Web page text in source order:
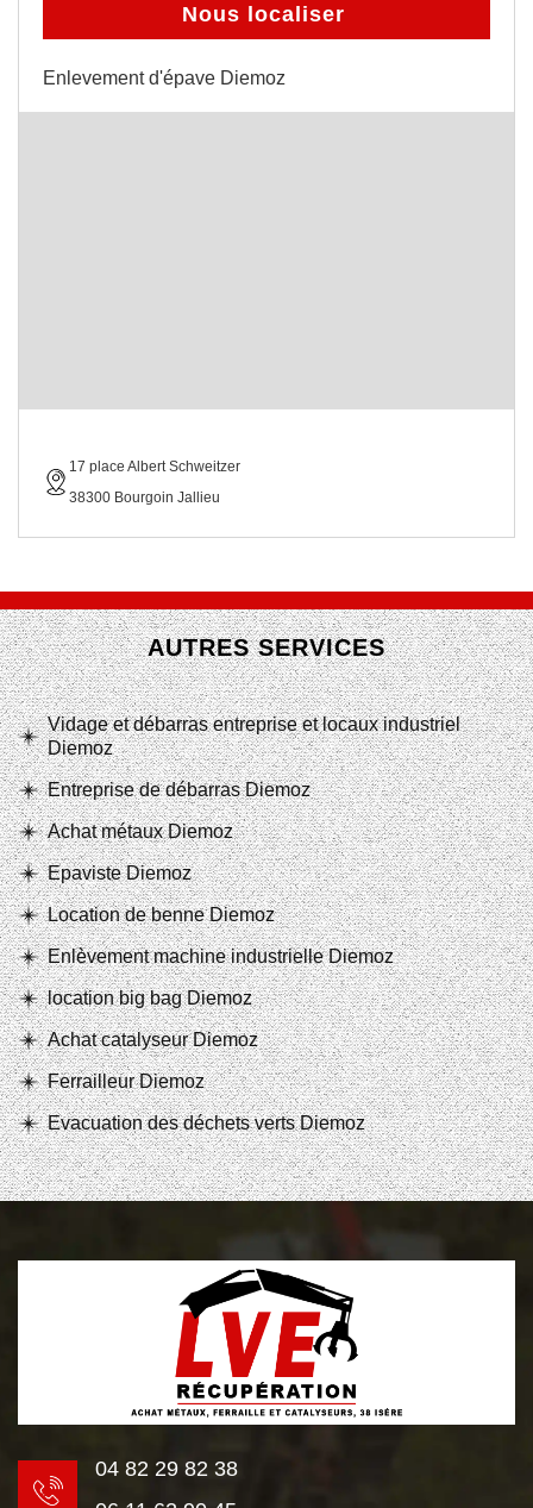
Nous localiser
Enlevement d'épave Diemoz
17 place Albert Schweitzer
38300 Bourgoin Jallieu
AUTRES SERVICES
Vidage et débarras entreprise et locaux industriel
Diemoz
Entreprise de débarras Diemoz
Achat métaux Diemoz
Epaviste Diemoz
Location de benne Diemoz
Enlèvement machine industrielle Diemoz
location big bag Diemoz
Achat catalyseur Diemoz
Ferrailleur Diemoz
Evacuation des déchets verts Diemoz
04 82 29 82 38